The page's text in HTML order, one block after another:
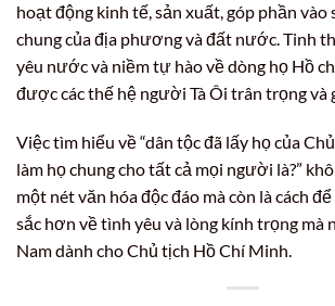
hoạt động kinh tế, sản xuất, góp phần
chung của địa phương và đất nước. Tinh
yêu nước và niềm tự hào về dòng họ Hồ
được các thế hệ người Tà Ôi trân trọng và
Việc tìm hiểu về “dân tộc đã lấy họ của
làm họ chung cho tất cả mọi người là?”
một nét văn hóa độc đáo mà còn là cách
sắc hơn về tình yêu và lòng kính trọng mà
Nam dành cho Chủ tịch Hồ Chí Minh.